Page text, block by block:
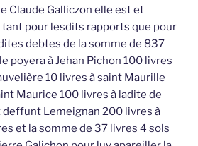
Claude Galliczon elle est et
pour lesdits rapports que pour
debtes de la somme de 837
poyera à Jehan Pichon 100 livres
10 livres à saint Maurille
Maurice 100 livres à ladite de
deffunt Lemeignan 200 livres à
et la somme de 37 livres 4 sols